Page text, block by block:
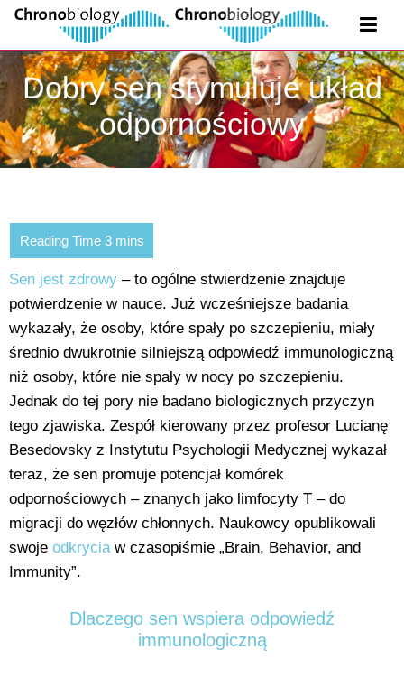
Dobry sen stymuluje układ
odpornościowy
Sen jest zdrowy – to ogólne stwierdzenie znajduje
potwierdzenie w nauce. Już wcześniejsze badania
wykazały, że osoby, które spały po szczepieniu, miały
średnio dwukrotnie silniejszą odpowiedź immunologiczną
niż osoby, które nie spały w nocy po szczepieniu.
Jednak do tej pory nie badano biologicznych przyczyn
tego zjawiska. Zespół kierowany przez profesor Lucianę
Besedovsky z Instytutu Psychologii Medycznej wykazał
teraz, że sen promuje potencjał komórek
odpornościowych – znanych jako limfocyty T – do
migracji do węzłów chłonnych. Naukowcy opublikowali
swoje odkryciaw czasopiśmie „Brain, Behavior, and
Immunity”.
Dlaczego sen wspiera odpowiedź
immunologiczną